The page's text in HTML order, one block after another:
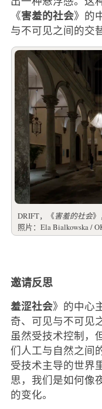
《害羞的社会》的
与不可见之间的交替
DRIFT，《害羞的社会》
照片：Ela Bialkowska /
邀请反思
羞涩社会》的中心
奇、可见与不可见
虽然受技术控制，
们人工与自然之间
受技术主导的世界
思，我们是如何像
的变化。